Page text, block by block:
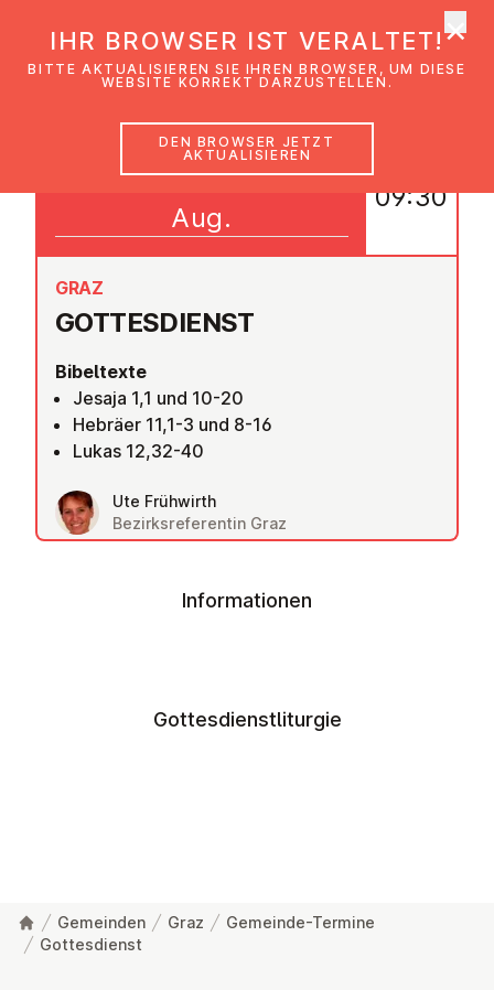
GOT­TES­DIENST
GRAZ
Bibeltexte
Jesaja 1,1 und 10-20
Hebräer 11,1-3 und 8-16
Lukas 12,32-40
Ute Frühwirth
Bezirksreferentin Graz
10
Aug.
09:30
Informationen
Gottesdienstliturgie
Gemeinden Graz
Gemeinde-Termine
Gottesdienst
IHR BROWSER IST VERALTET!
BITTE AKTUALISIEREN SIE IHREN BROWSER, UM DIESE
WEBSITE KORREKT DARZUSTELLEN.
DEN BROWSER JETZT
AKTUALISIEREN
×